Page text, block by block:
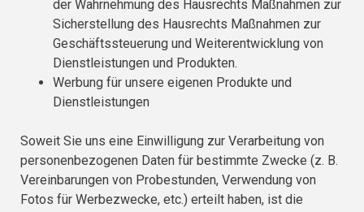
der Wahrnehmung des Hausrechts Maßnahmen zur
Sicherstellung des Hausrechts Maßnahmen zur
Geschäftssteuerung und Weiterentwicklung von
Dienstleistungen und Produkten.
Werbung für unsere eigenen Produkte und
Dienstleistungen
Soweit Sie uns eine Einwilligung zur Verarbeitung von
personenbezogenen Daten für bestimmte Zwecke (z. B.
Vereinbarungen von Probestunden, Verwendung von
Fotos für Werbezwecke, etc.) erteilt haben, ist die